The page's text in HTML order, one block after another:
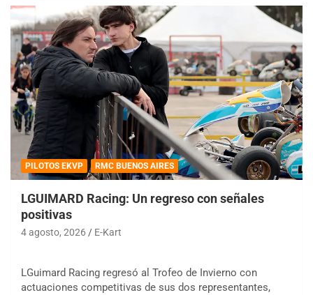
PILOTOS EKVP RMC BUENOS AIRES
LGUIMARD Racing: Un regreso con señales
positivas
4 agosto, 2026 E-Kart
LGuimard Racing regresó al Trofeo de Invierno con
actuaciones competitivas de sus dos representantes,